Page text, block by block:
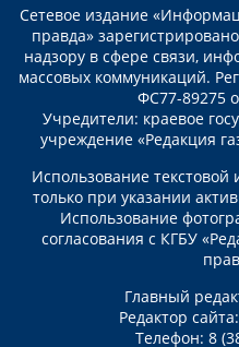
Сетевое издание
правда»
надзору в сфере связи,
массовых коммуникаций.
ФС77-89275
Учредители: краевое
учреждение «Редакция
Использование
только при указании
Использование
согласования с КГБУ
Главный
Редактор
Телефон: 8